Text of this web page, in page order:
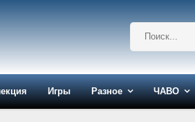
Игры Разное ЧАВО